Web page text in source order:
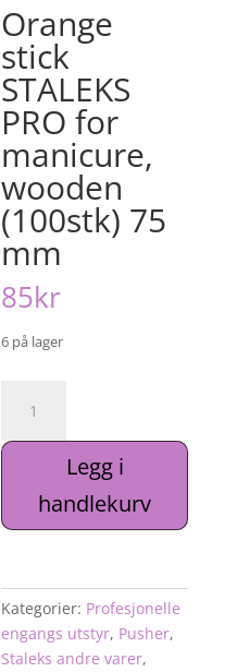
Orange
stick
STALEKS
PRO for
manicure,
wooden
(100stk) 75
mm
85kr
6 på lager
STALEKS
manicure,
75
mm
antall
Legg i
handlekurv
Kategorier: Profesjonelle
engangs utstyr, Pusher,
Staleks andre varer,